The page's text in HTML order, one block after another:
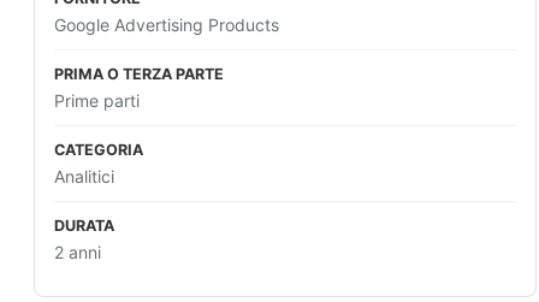
Google Advertising Products
Prime parti
Analitici
2 anni